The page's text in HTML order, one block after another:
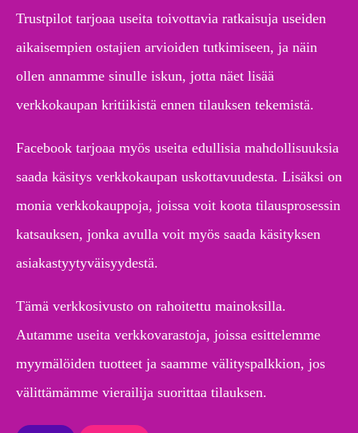
Trustpilot tarjoaa useita toivottavia ratkaisuja useiden
aikaisempien ostajien arvioiden tutkimiseen, ja näin
ollen annamme sinulle iskun, jotta näet lisää
verkkokaupan kritiikistä ennen tilauksen tekemistä.
Facebook tarjoaa myös useita edullisia mahdollisuuksia
saada käsitys verkkokaupan uskottavuudesta. Lisäksi on
monia verkkokauppoja, joissa voit koota tilausprosessin
katsauksen, jonka avulla voit myös saada käsityksen
asiakastyytyväisyydestä.
Tämä verkkosivusto on rahoitettu mainoksilla.
Autamme useita verkkovarastoja, joissa esittelemme
myymälöiden tuotteet ja saamme välityspalkkion, jos
välittämämme vierailija suorittaa tilauksen.